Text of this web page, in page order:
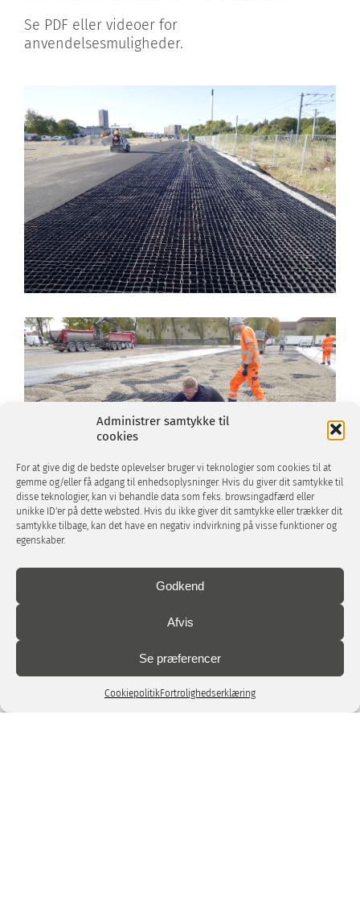
Administrer samtykke til
cookies
For at give dig de bedste oplevelser bruger vi teknologier som cookies til at
gemme og/eller få adgang til enhedsoplysninger. Hvis du giver dit samtykke til
disse teknologier, kan vi behandle data som f.eks. browsingadfærd eller
unikke ID'er på dette websted. Hvis du ikke giver dit samtykke eller trækker dit
samtykke tilbage, kan det have en negativ indvirkning på visse funktioner og
egenskaber.
Godkend
Afvis
Se præferencer
CookiepolitikFortrolighedserklæring
Se PDF eller videoer for
anvendelsesmuligheder.